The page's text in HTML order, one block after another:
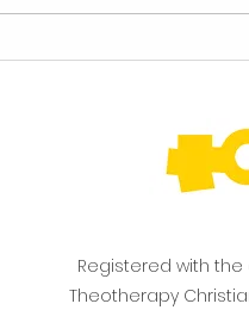
Registered with
Theotherapy